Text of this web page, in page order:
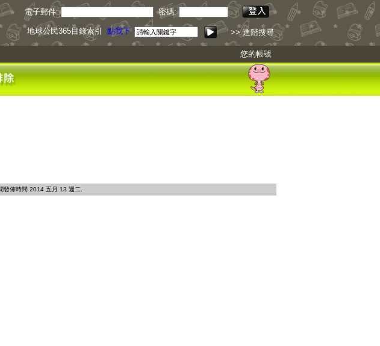
電子郵件: 密碼:
地球公民365目錄索引 點我下載 >> 進階搜尋
您的帳號
發佈時間 2014 五月 13 週二.